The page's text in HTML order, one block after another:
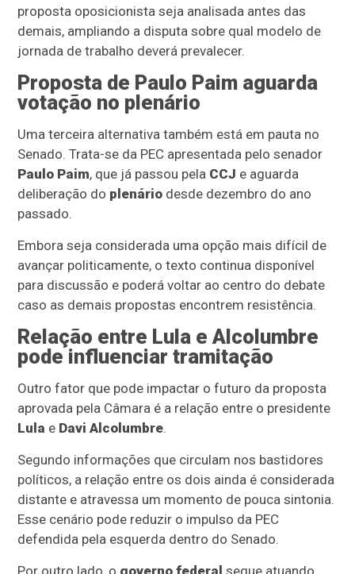
proposta oposicionista seja analisada antes das
demais, ampliando a disputa sobre qual modelo de
jornada de trabalho deverá prevalecer.
Proposta de Paulo Paim aguarda
votação no plenário
Uma terceira alternativa também está em pauta no
Senado. Trata-se da PEC apresentada pelo senador
Paulo Paim, que já passou pela CCJ e aguarda
deliberação do plenário desde dezembro do ano
passado.
Embora seja considerada uma opção mais difícil de
avançar politicamente, o texto continua disponível
para discussão e poderá voltar ao centro do debate
caso as demais propostas encontrem resistência.
Relação entre Lula e Alcolumbre
pode influenciar tramitação
Outro fator que pode impactar o futuro da proposta
aprovada pela Câmara é a relação entre o presidente
Lula e Davi Alcolumbre.
Segundo informações que circulam nos bastidores
políticos, a relação entre os dois ainda é considerada
distante e atravessa um momento de pouca sintonia.
Esse cenário pode reduzir o impulso da PEC
defendida pela esquerda dentro do Senado.
Por outro lado, o governo federal segue atuando